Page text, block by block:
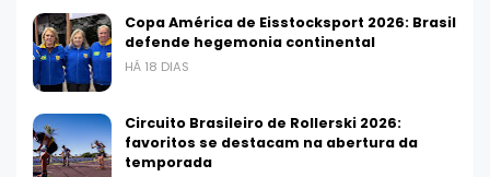
Copa América de Eisstocksport 2026: Brasil
defende hegemonia continental
HÁ 18 DIAS
Circuito Brasileiro de Rollerski 2026:
favoritos se destacam na abertura da
temporada